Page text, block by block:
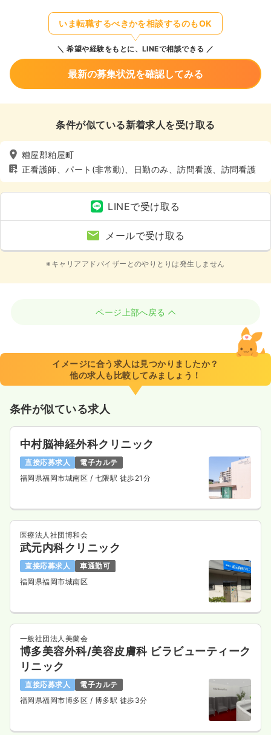
いま転職するべきかを相談するのもOK
希望や経験をもとに、LINEで相談できる
最新の募集状況を確認してみる
条件が似ている新着求人を受け取る
糟屋郡粕屋町
正看護師、パート(非常勤)、日勤のみ、訪問看護、訪問看護
LINEで受け取る
メールで受け取る
※キャリアアドバイザーとのやりとりは発生しません
ページ上部へ戻る
イメージに合う求人は見つかりましたか？
他の求人も比較してみましょう！
条件が似ている求人
中村脳神経外科クリニック
直接応募求人
電子カルテ
福岡県福岡市城南区 / 七隈駅 徒歩21分
医療法人社団博和会
武元内科クリニック
直接応募求人
車通勤可
福岡県福岡市城南区
一般社団法人美蘭会
博多美容外科/美容皮膚科 ビラビューティーク
リニック
直接応募求人
電子カルテ
福岡県福岡市博多区 / 博多駅 徒歩3分